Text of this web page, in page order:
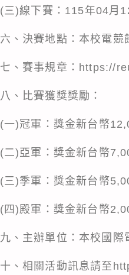
(三)線下賽：115年04月
六、決賽地點：本校電競
七、賽事規章：https://
八、比賽獲獎獎勵：
(一)冠軍：獎金新台幣
(二)亞軍：獎金新台幣
(三)季軍：獎金新台幣
(四)殿軍：獎金新台幣
九、主辦單位：本校國際
十、相關活動訊息請至